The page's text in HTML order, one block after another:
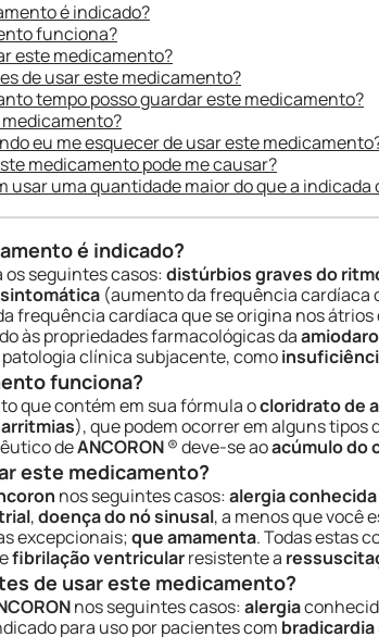
é indicado?
funciona?
este medicamento?
de usar este medicamento?
tempo posso guardar este medicamento?
eu me esquecer de usar este
medicamento pode me causar?
usar uma quantidade maior do que a
é indicado?
os seguintes casos:distúrbios graves do
(aumento da frequência cardíaca
frequência cardíaca que se origina nos átrios
às propriedades farmacológicas da
clínica subjacente, como
funciona?
que contém em sua fórmula ocloridrato de
arritmias), que podem ocorrer em alguns tipos
deANCORON® deve-se aoacúmulo do
este medicamento?
nos seguintes casos:alergia
,doença do nó sinusal, a menos que você
excepcionais;que amamenta. Todas estas
fibrilação ventricularresistente a
de usar este medicamento?
nos seguintes casos:alergia
para uso por pacientes com